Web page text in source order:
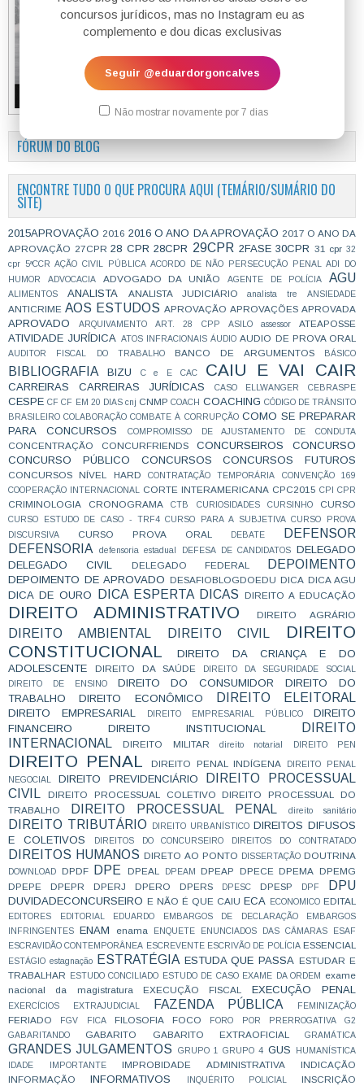
concursos jurídicos, mas no Instagram eu as
complemento e dou dicas exclusivas
Seguir @eduardorgoncalves
Não mostrar novamente por 7 dias
FÓRUM DO BLOG
ENCONTRE TUDO O QUE PROCURA AQUI (TEMÁRIO/SUMÁRIO DO
SITE)
2015APROVAÇÃO 2016 2016 O ANO DA APROVAÇÃO 2017 O ANO DA
APROVAÇÃO 27CPR 28 CPR 28CPR 29CPR 2FASE 30CPR 31 cpr 32
cpr
5ªCCR AÇÃO CIVIL PÚBLICA ACORDO DE NÃO PERSECUÇÃO PENAL
ADI DO
HUMOR
ADVOCACIA ADVOGADO DA UNIÃO AGENTE DE POLÍCIA AGU
ALIMENTOS ANALISTA ANALISTA JUDICIÁRIO analista tre ANSIEDADE
ANTICRIME AOS ESTUDOS APROVAÇÃO APROVAÇÕES APROVADA
APROVADO ARQUIVAMENTO ART. 28 CPP ASILO assessor ATEAPOSSE
ATIVIDADE JURÍDICA ATOS INFRACIONAIS ÁUDIO AUDIO DE PROVA ORAL
AUDITOR FISCAL DO TRABALHO BANCO DE ARGUMENTOS BÁSICO
BIBLIOGRAFIA BIZU C e E CAC CAIU E VAI CAIR
CARREIRAS CARREIRAS JURÍDICAS CASO ELLWANGER CEBRASPE
CESPE CF CF EM 20 DIAS cnj CNMP COACH COACHING CÓDIGO DE TRÂNSITO
BRASILEIRO COLABORAÇÃO COMBATE À CORRUPÇÃO COMO SE PREPARAR
PARA CONCURSOS
COMPROMISSO DE AJUSTAMENTO DE CONDUTA
CONCENTRAÇÃO CONCURFRIENDS CONCURSEIROS
CONCURSO
CONCURSO PÚBLICO
CONCURSOS CONCURSOS FUTUROS
CONCURSOS NÍVEL HARD CONTRATAÇÃO TEMPORÁRIA
CONVENÇÃO 169
COOPERAÇÃO INTERNACIONAL
CORTE INTERAMERICANA CPC2015 CPI CPR
CRIMINOLOGIA CRONOGRAMA CTB CURIOSIDADES CURSINHO CURSO
CURSO ESTUDO DE CASO - TRF4 CURSO PARA A SUBJETIVA
CURSO PROVA
DISCURSIVA
CURSO PROVA ORAL DEBATE
DEFENSOR
DEFENSORIA
defensoria estadual DEFESA DE CANDIDATOS
DELEGADO
DELEGADO CIVIL
DELEGADO FEDERAL DEPOIMENTO
DEPOIMENTO DE APROVADO DESAFIOBLOGDOEDU DICA DICA AGU
DICA DE OURO DICA ESPERTA DICAS DIREITO A EDUCAÇÃO
DIREITO ADMINISTRATIVO DIREITO AGRÁRIO
DIREITO AMBIENTAL DIREITO CIVIL
DIREITO
CONSTITUCIONAL
DIREITO DA CRIANÇA E DO
ADOLESCENTE
DIREITO DA SAÚDE
DIREITO DA SEGURIDADE SOCIAL
DIREITO DE ENSINO
DIREITO DO CONSUMIDOR
DIREITO DO
TRABALHO
DIREITO ECONÔMICO DIREITO ELEITORAL
DIREITO EMPRESARIAL DIREITO EMPRESARIAL PÚBLICO
DIREITO
FINANCEIRO
DIREITO INSTITUCIONAL
DIREITO
INTERNACIONAL
DIREITO MILITAR direito notarial DIREITO PEN
DIREITO PENAL DIREITO PENAL INDÍGENA
DIREITO PENAL
NEGOCIAL
DIREITO PREVIDENCIÁRIO
DIREITO PROCESSUAL
CIVIL
DIREITO PROCESSUAL COLETIVO
DIREITO PROCESSUAL DO
TRABALHO
DIREITO PROCESSUAL PENAL direito sanitário
DIREITO TRIBUTÁRIO DIREITO URBANÍSTICO DIREITOS DIFUSOS
E COLETIVOS
DIREITOS DO CONCURSEIRO DIREITOS DO CONTRATADO
DIREITOS HUMANOS DIRETO AO PONTO DISSERTAÇÃO DOUTRINA
DOWNLOAD DPDF DPE DPEAL DPEAM DPEAP DPECE DPEMA DPEMG
DPEPE
DPEPR DPERJ DPERO DPERS DPESC DPESP DPF DPU
DUVIDADECONCURSEIRO E NÃO É QUE CAIU ECA ECONOMICO EDITAL
EDITORES EDITORIAL EDUARDO EMBARGOS DE DECLARAÇÃO
EMBARGOS
INFRINGENTES
ENAM enama ENQUETE ENUNCIADOS DAS CÂMARAS
ESAF
ESCRAVIDÃO CONTEMPORÂNEA ESCREVENTE ESCRIVÃO DE POLÍCIA ESSENCIAL
ESTÁGIO estagnação ESTRATÉGIA ESTUDA QUE PASSA ESTUDAR E
TRABALHAR
ESTUDO CONCILIADO ESTUDO DE CASO EXAME DA ORDEM
exame
nacional da magistratura
EXECUÇÃO FISCAL EXECUÇÃO PENAL
EXERCÍCIOS EXTRAJUDICIAL FAZENDA PÚBLICA FEMINIZAÇÃO
FERIADO FGV FICA FILOSOFIA FOCO FORO POR PRERROGATIVA
G2
GABARITANDO
GABARITO GABARITO EXTRAOFICIAL GRAMÁTICA
GRANDES JULGAMENTOS GRUPO 1 GRUPO 4 GUS
HUMANÍSTICA
IDADE
IMPORTANTE IMPROBIDADE ADMINISTRATIVA
INDICAÇÃO
INFORMAÇÃO
INFORMATIVOS INQUÉRITO POLICIAL
INSCRIÇÃO